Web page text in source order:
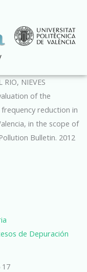
RIO, NIEVES
of the
reduction in
in the scope of
Bulletin. 2012
de Depuración
17